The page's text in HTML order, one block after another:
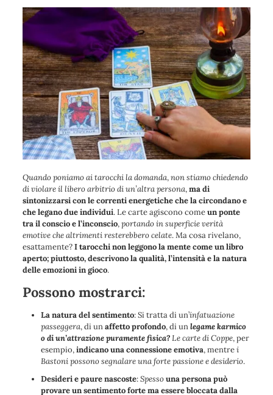
Quando poniamo ai tarocchi la domanda,non stiamo chiedendo
di violare il libero arbitrio di un’altra persona,ma di
sintonizzarsi con le correnti energetiche che la circondano e
che legano due individui. Le carte agiscono comeun ponte
tra il conscio e l’inconscio,portando in superficie verità
emotive che altrimenti resterebbero celate. Ma cosa rivelano,
esattamente?I tarocchi non leggono la mente come un libro
aperto; piuttosto, descrivono la qualità, l’intensità e la natura
delle emozioni in gioco.
Possono mostrarci:
La natura del sentimento: Si tratta di un’infatuazione
passeggera, di unaffetto profondo, di unlegame karmico
o di un’attrazione puramente fisica?Le carte di Coppe, per
esempio,indicano una connessione emotiva, mentrei
Bastoni possono segnalare una forte passione e desiderio.
Desideri e paure nascoste:Spessouna persona può
provare un sentimento forte ma essere bloccata dalla